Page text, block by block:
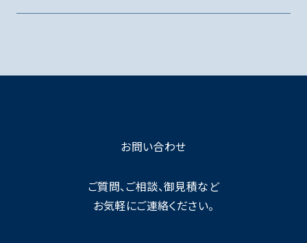
お問い合わせ
ご質問、ご相談、御見積など
お気軽にご連絡ください。